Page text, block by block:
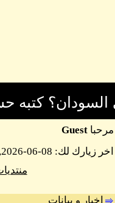
مرحبا Guest
اخر زيارك لك: 08-06-2026, 04:14 AM
اخبار و بيانات